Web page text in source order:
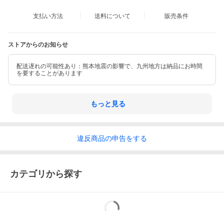
支払い方法 送料について 販売条件
ストアからのお知らせ
配送遅れの可能性あり：熊本地震の影響で、九州地方は納品にお時間
を要することがあります
もっと見る
違反商品の申告をする
カテゴリから探す